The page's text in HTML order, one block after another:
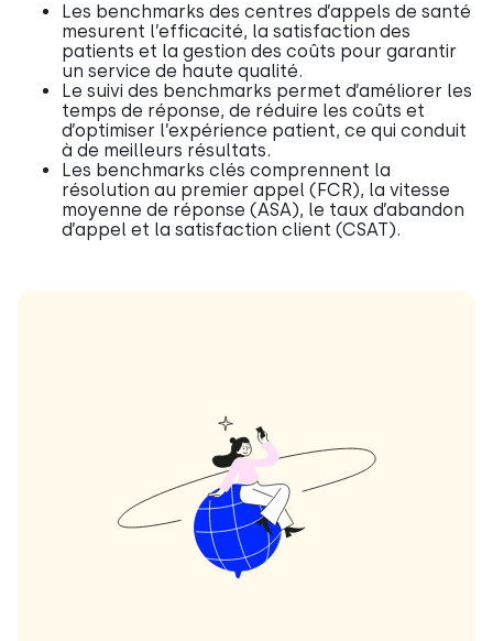
Les benchmarks des centres d’appels de santé
mesurent l’efficacité, la satisfaction des
patients et la gestion des coûts pour garantir
un service de haute qualité.
Le suivi des benchmarks permet d’améliorer les
temps de réponse, de réduire les coûts et
d’optimiser l’expérience patient, ce qui conduit
à de meilleurs résultats.
Les benchmarks clés comprennent la
résolution au premier appel (FCR), la vitesse
moyenne de réponse (ASA), le taux d’abandon
d’appel et la satisfaction client (CSAT).